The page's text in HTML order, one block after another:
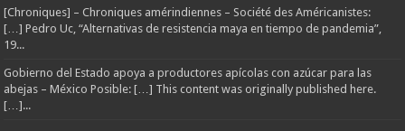
[Chroniques] – Chroniques amérindiennes – Société des Américanistes:
[…] Pedro Uc, “Alternativas de resistencia maya en tiempo de pandemia”,
19...
Gobierno del Estado apoya a productores apícolas con azúcar para las
abejas – México Posible: […] This content was originally published here.
[…]...